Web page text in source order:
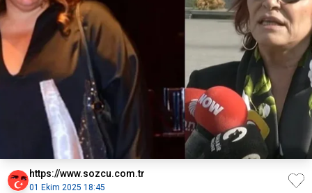
https://www.sozcu.com.tr
01 Ekim 2025 18:45